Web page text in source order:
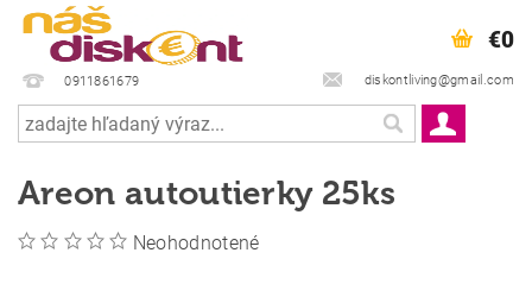
0911861679 diskontliving@gmail.com
€0
Areon autoutierky 25ks
Neohodnotené